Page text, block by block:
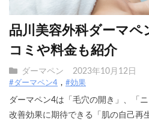
品川美容外科ダーマペ
コミや料金も紹介
ダーマペン 2023年10月12日
#ダーマペン4 #効果
ダーマペン4は「毛穴の開き」、「
改善効果に期待できる「肌の自己再